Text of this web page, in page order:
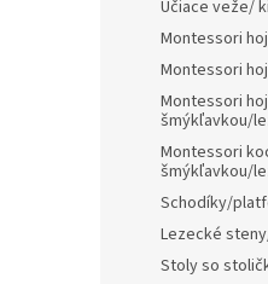
Učiace veže/
Montessori
Montessori
Montessori
šmýkľavkou/
Montessori
šmýkľavkou/
Schodíky/
Lezecké
Stoly so